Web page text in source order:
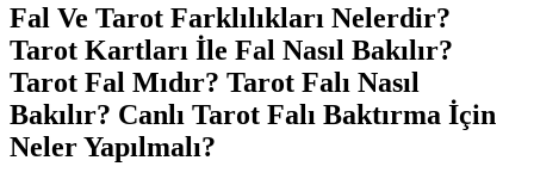
Fal Ve Tarot Farklılıkları Nelerdir?
Tarot Kartları İle Fal Nasıl Bakılır?
Tarot Fal Mıdır? Tarot Falı Nasıl
Bakılır? Canlı Tarot Falı Baktırma İçin
Neler Yapılmalı?